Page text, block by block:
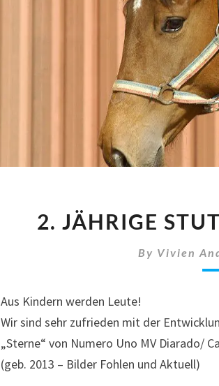
2. JÄHRIGE
By Vivien
Aus Kindern werden Leute!
Wir sind sehr zufrieden mit der
„Sterne“ von Numero Uno MV Diarado/
(geb. 2013 – Bilder Fohlen und Aktuell)